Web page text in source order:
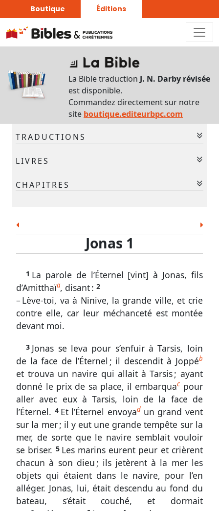
Boutique Éditions
La Bible traduction J. N. Darby révisée
est disponible.
Commandez directement sur notre
site boutique.editeurbpc.com
TRADUCTIONS
La Bible - Traduction J. N. Darby
LIVRES
Ancien Testament
Lam. Ézé.
Soph.
Agg. Zach. Mal.
Nouveau Testament
Marc Jean Act.
1 Cor.
2 Cor.
Gal.
2 Pi.
1 Jean 2 Jean 3 Jean Jude Apoc.
CHAPITRES
Jonas 1
1 La parole de l’Éternel [vint] à Jonas, fils
d’Amitthaïa, disant :2
– Lève-toi, va à Ninive, la grande ville, et crie
contre elle, car leur méchanceté est montée
devant moi.
3 Jonas se leva pour s’enfuir à Tarsis, loin
de la face de l’Éternel ; il descendit à Joppéb
et trouva un navire qui allait à Tarsis ; ayant
donné le prix de sa place, il embarquac pour
aller avec eux à Tarsis, loin de la face de
l’Éternel. 4 Et l’Éternel envoyadun grand vent
sur la mer ; il y eut une grande tempête sur la
mer, de sorte que le navire semblait vouloir
se briser. 5 Les marins eurent peur et crièrent
chacun à son dieu ; ils jetèrent à la mer les
objets qui étaient dans le navire, pour l’en
alléger. Jonas, lui, était descendu au fond du
bateau, s’était couché, et dormait
ce
chapitre
Interlinéaire
Français-
hébreu
bibliques
les
Écritures
à
16
Jonas,
d’une
mission,
s’enfuit
Sondez
les
Écritures
Jonas
1
L’appel
et
la
rébellion